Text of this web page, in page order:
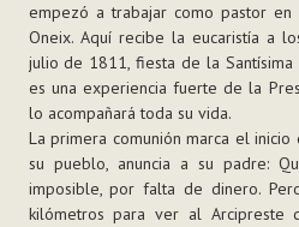
empezó a trabajar como pastor
Oneix. Aquí recibe la eucaristía a
julio de 1811, fiesta de la Santísima
es una experiencia fuerte de la
lo acompañará toda su vida.
La primera comunión marca el
su pueblo, anuncia a su padre:
imposible, por falta de dinero.
kilómetros para ver al Arcipreste